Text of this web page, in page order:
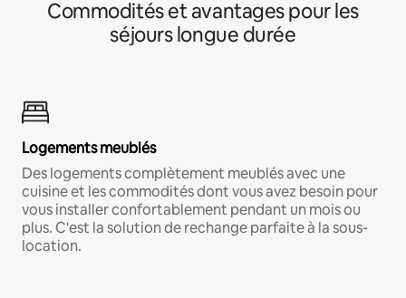
Commodités et avantages pour les
séjours longue durée
Logements meublés
Des logements complètement meublés avec une
cuisine et les commodités dont vous avez besoin pour
vous installer confortablement pendant un mois ou
plus. C'est la solution de rechange parfaite à la sous-
location.